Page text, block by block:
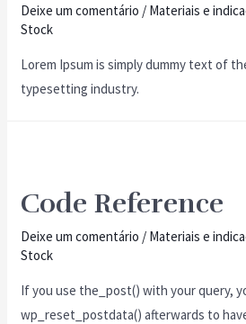
Deixe um comentário / Materiais e
Stock
Lorem Ipsum is simply dummy text of
typesetting industry.
Code Reference
Deixe um comentário / Materiais e
Stock
If you use the_post() with your query,
wp_reset_postdata() afterwards to